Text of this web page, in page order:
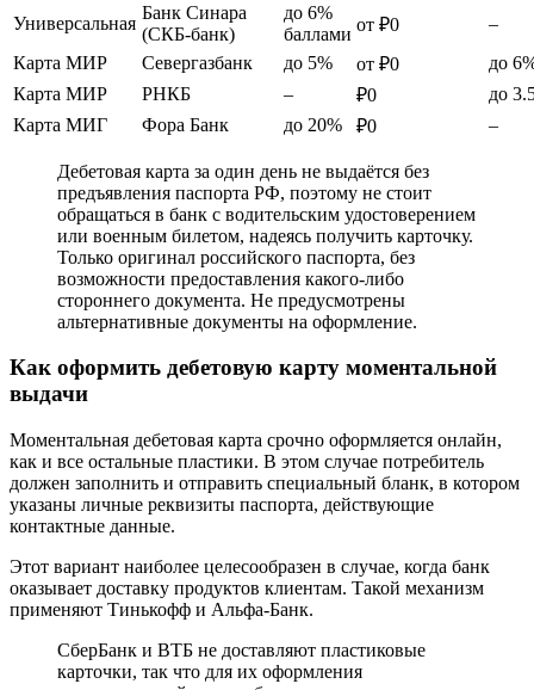
Универсальная
Банк Синара
(СКБ-банк)
до 6%
баллами от ₽0
–
Карта МИР
Севергазбанк до 5% от ₽0
до
Карта МИР
РНКБ – ₽0
до
Карта МИГ
Фора Банк до 20% ₽0 –
Дебетовая карта за один день не выдаётся без
предъявления паспорта РФ, поэтому не стоит
обращаться в банк с водительским удостоверением
или военным билетом, надеясь получить карточку.
Только оригинал российского паспорта, без
возможности предоставления какого-либо
стороннего документа. Не предусмотрены
альтернативные документы на оформление.
Как оформить дебетовую карту моментальной
выдачи
Моментальная дебетовая карта срочно оформляется онлайн,
как и все остальные пластики. В этом случае потребитель
должен заполнить и отправить специальный бланк, в котором
указаны личные реквизиты паспорта, действующие
контактные данные.
Этот вариант наиболее целесообразен в случае, когда банк
оказывает доставку продуктов клиентам. Такой механизм
применяют Тинькофф и Альфа-Банк.
СберБанк и ВТБ не доставляют пластиковые
карточки, так что для их оформления